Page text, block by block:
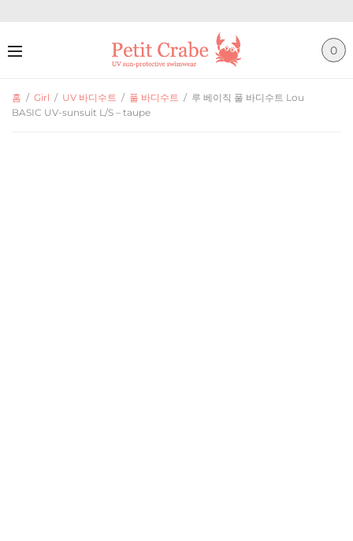
0
홈 / Girl / UV 바디수트 / 풀 바디수트 / 루 베이직 풀 바디수트 Lou
BASIC UV-sunsuit L/S – taupe